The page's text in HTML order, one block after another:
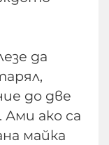
да
до две
Ами ако са
майка